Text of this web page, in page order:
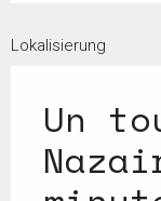
Lokalisierung
Un